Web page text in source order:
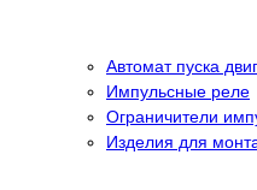
Автомат пуска
Импульсные реле
Ограничители
Изделия для